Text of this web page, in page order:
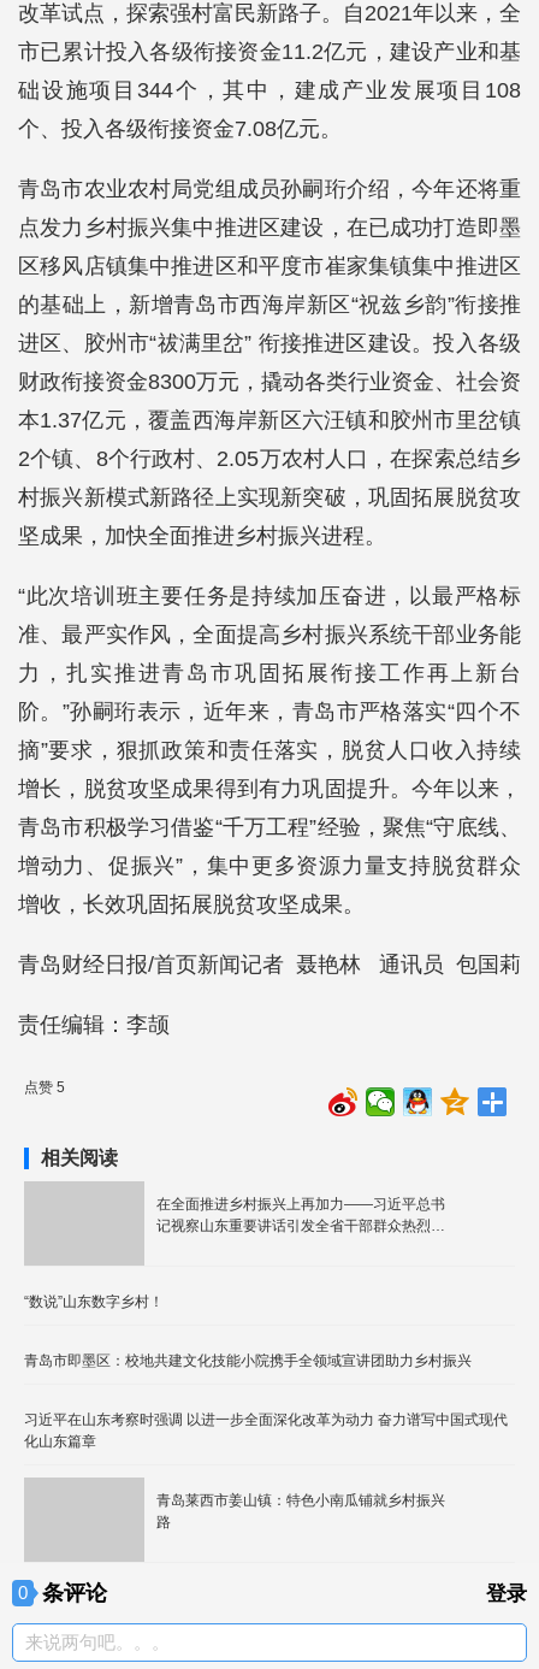
改革试点，探索强村富民新路子。自2021年以来，全
市已累计投入各级衔接资金11.2亿元，建设产业和基
础设施项目344个，其中，建成产业发展项目108
个、投入各级衔接资金7.08亿元。
青岛市农业农村局党组成员孙嗣珩介绍，今年还将重
点发力乡村振兴集中推进区建设，在已成功打造即墨
区移风店镇集中推进区和平度市崔家集镇集中推进区
的基础上，新增青岛市西海岸新区“祝兹乡韵”衔接推
进区、胶州市“祓满里岔” 衔接推进区建设。投入各级
财政衔接资金8300万元，撬动各类行业资金、社会资
本1.37亿元，覆盖西海岸新区六汪镇和胶州市里岔镇
2个镇、8个行政村、2.05万农村人口，在探索总结乡
村振兴新模式新路径上实现新突破，巩固拓展脱贫攻
坚成果，加快全面推进乡村振兴进程。
“此次培训班主要任务是持续加压奋进，以最严格标
准、最严实作风，全面提高乡村振兴系统干部业务能
力，扎实推进青岛市巩固拓展衔接工作再上新台
阶。”孙嗣珩表示，近年来，青岛市严格落实“四个不
摘”要求，狠抓政策和责任落实，脱贫人口收入持续
增长，脱贫攻坚成果得到有力巩固提升。今年以来，
青岛市积极学习借鉴“千万工程”经验，聚焦“守底线、
增动力、促振兴”，集中更多资源力量支持脱贫群众
增收，长效巩固拓展脱贫攻坚成果。
青岛财经日报/首页新闻记者 聂艳林 通讯员 包国莉
责任编辑：李颉
点赞 5
相关阅读
在全面推进乡村振兴上再加力——习近平总书
记视察山东重要讲话引发全省干部群众热烈反
“数说”山东数字乡村！
青岛市即墨区：校地共建文化技能小院携手全领域宣讲团助力乡村振兴
习近平在山东考察时强调 以进一步全面深化改革为动力 奋力谱写中国式现代
化山东篇章
青岛莱西市姜山镇：特色小南瓜铺就乡村振兴
路
0 条评论 登录
来说两句吧。。。